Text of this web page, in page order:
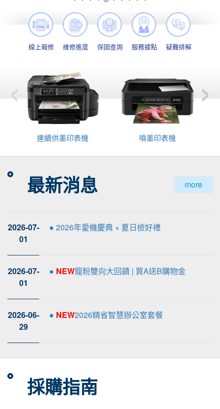
線上報修 維修進度 保固查詢 服務據點 疑難排解
連續供墨印表機 噴墨印表機
‹ ›
最新消息 more
2026-07-
01
● 2026年愛機慶典 × 夏日檢好禮
2026-07-
01
● NEW寵粉雙向大回饋 | 買A送B購物金
2026-06-
29
● NEW2026精省智慧辦公室套餐
採購指南